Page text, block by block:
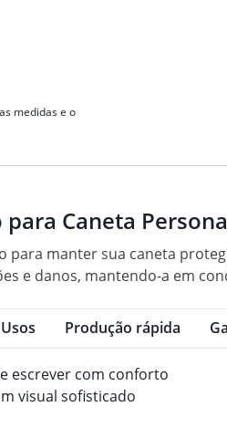
medidas e o
para Caneta
para manter sua caneta
e danos, mantendo-a em
Produção rápida
escrever com conforto
visual sofisticado